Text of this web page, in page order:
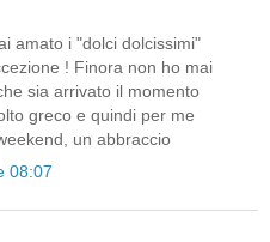
amato i "dolci dolcissimi"
! Finora non ho mai
sia arrivato il momento
greco e quindi per me
un abbraccio
08:07